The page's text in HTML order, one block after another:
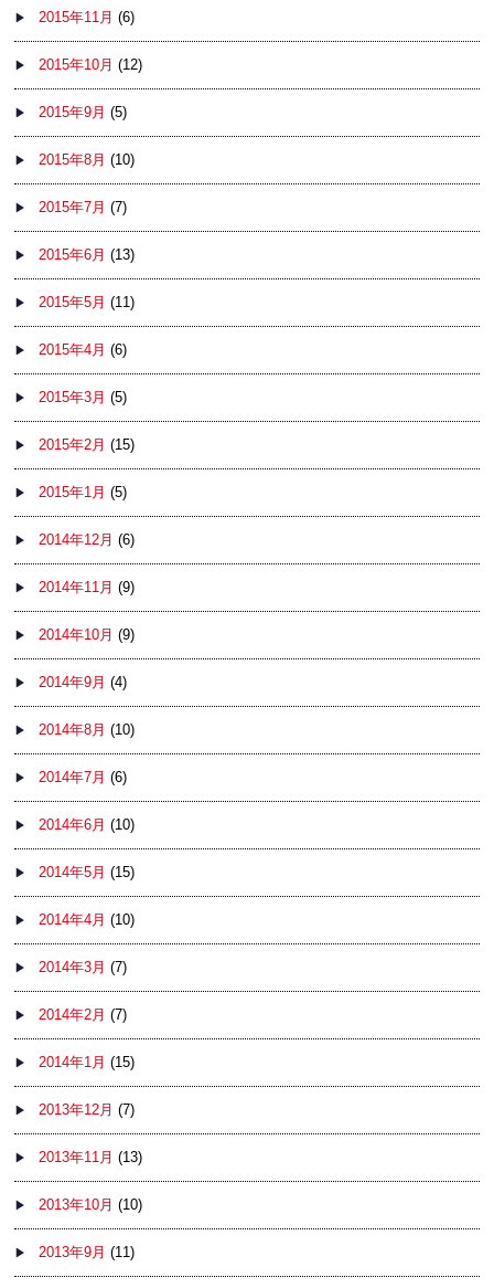
2015年11月 (6)
2015年10月 (12)
2015年9月 (5)
2015年8月 (10)
2015年7月 (7)
2015年6月 (13)
2015年5月 (11)
2015年4月 (6)
2015年3月 (5)
2015年2月 (15)
2015年1月 (5)
2014年12月 (6)
2014年11月 (9)
2014年10月 (9)
2014年9月 (4)
2014年8月 (10)
2014年7月 (6)
2014年6月 (10)
2014年5月 (15)
2014年4月 (10)
2014年3月 (7)
2014年2月 (7)
2014年1月 (15)
2013年12月 (7)
2013年11月 (13)
2013年10月 (10)
2013年9月 (11)